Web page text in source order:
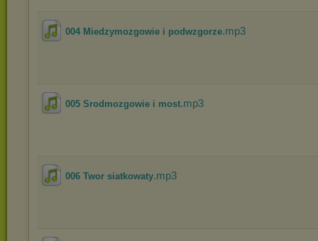
004 Miedzymozgowie i podwzgorze.mp3
005 Srodmozgowie i most.mp3
006 Twor siatkowaty.mp3